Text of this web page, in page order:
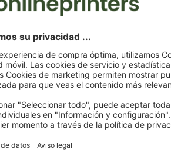
compra.
Entrega aprox.:
jue. 20 de ago.
Peso: aprox. 107,5 g